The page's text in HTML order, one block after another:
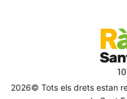
2026© Tots els drets estan